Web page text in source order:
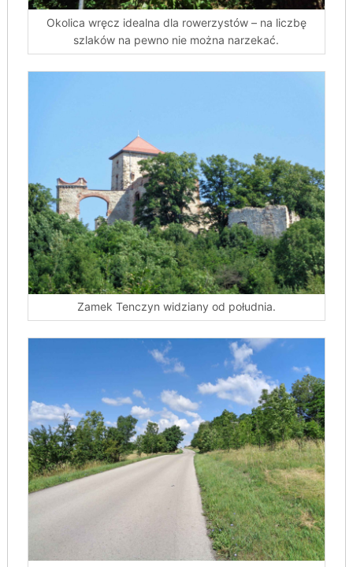
Okolica wręcz idealna dla rowerzystów – na liczbę
szlaków na pewno nie można narzekać.
Zamek Tenczyn widziany od południa.